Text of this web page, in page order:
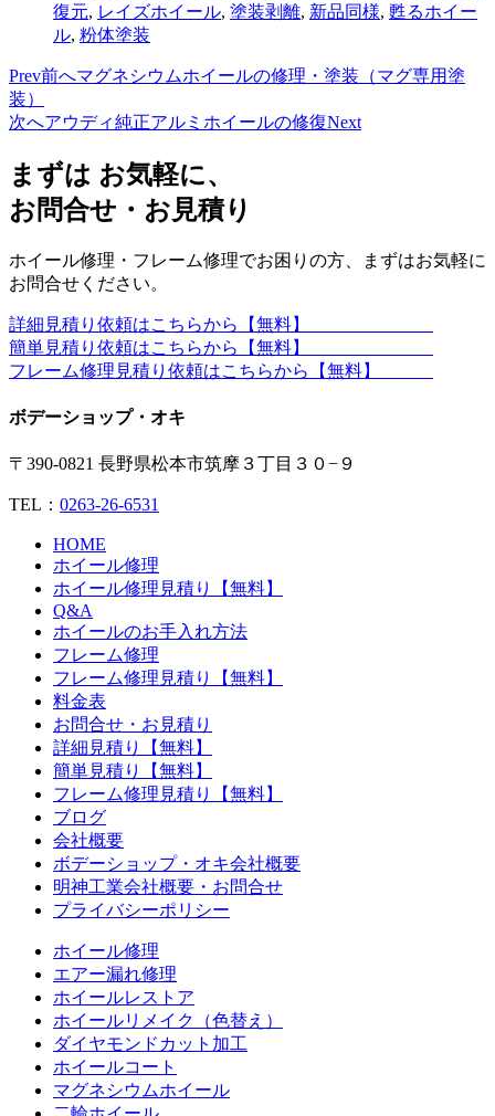
復元, レイズホイール, 塗装剥離, 新品同様, 甦るホイー
ル, 粉体塗装
Prev前へマグネシウムホイールの修理・塗装（マグ専用塗
装）
次へアウディ純正アルミホイールの修復Next
まずは お気軽に、
お問合せ・お見積り
ホイール修理・フレーム修理でお困りの方、まずはお気軽に
お問合せください。
詳細見積り依頼はこちらから【無料】
簡単見積り依頼はこちらから【無料】
フレーム修理見積り依頼はこちらから【無料】
ボデーショップ・オキ
〒390-0821 長野県松本市筑摩３丁目３０−９
TEL： 0263-26-6531
HOME
ホイール修理
ホイール修理見積り【無料】
Q&A
ホイールのお手入れ方法
フレーム修理
フレーム修理見積り【無料】
料金表
お問合せ・お見積り
詳細見積り【無料】
簡単見積り【無料】
フレーム修理見積り【無料】
ブログ
会社概要
ボデーショップ・オキ会社概要
明神工業会社概要・お問合せ
プライバシーポリシー
ホイール修理
エアー漏れ修理
ホイールレストア
ホイールリメイク（色替え）
ダイヤモンドカット加工
ホイールコート
マグネシウムホイール